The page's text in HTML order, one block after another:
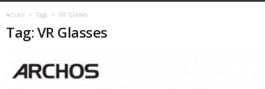
Accueil Tags VR Glasses
Tag: VR Glasses